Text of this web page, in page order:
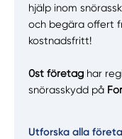
hjälp inom
och begära offert
kostnadsfritt!
0st företag har
snörasskydd på
Utforska alla